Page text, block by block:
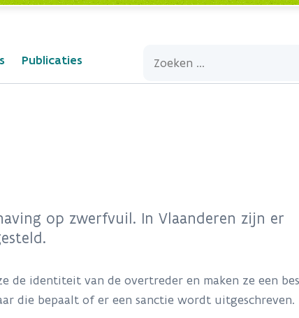
Publicaties
op zwerfvuil. In Vlaanderen zijn er
de identiteit van de overtreder en maken ze een
die bepaalt of er een sanctie wordt uitgeschreven.